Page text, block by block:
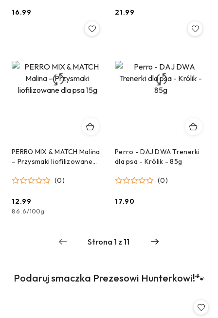
Cena:
16.99
Cena:
21.99
PERRO MIX & MATCH Malina
– Przysmaki liofilizowane
(0)
Cena:
12.99
86.6/100g
Perro - DAJ DWA Trenerki
dla psa - Królik - 85g
(0)
Cena:
17.90
Pomiń karuzelę produktów
Produkty
Podaruj smaczka Prezesowi Hunterkowi!🐾